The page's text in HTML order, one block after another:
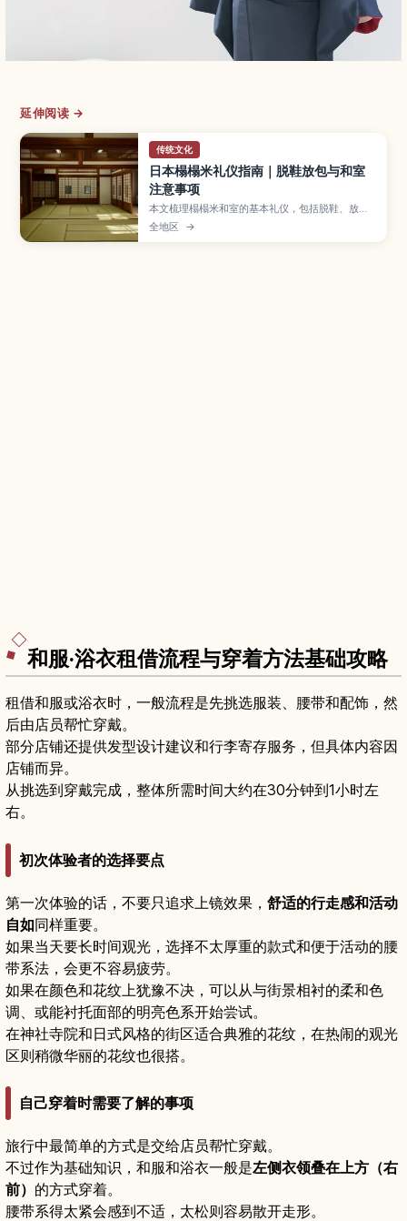
延伸阅读 →
传统文化
日本榻榻米礼仪指南｜脱鞋放包与和室
注意事项
本文梳理榻榻米和室的基本礼仪，包括脱鞋、放
包、拍照与防损细节，帮助新手从容应对。
全地区 →
和服·浴衣租借流程与穿着方法基础攻略
租借和服或浴衣时，一般流程是先挑选服装、腰带和配饰，然
后由店员帮忙穿戴。
部分店铺还提供发型设计建议和行李寄存服务，但具体内容因
店铺而异。
从挑选到穿戴完成，整体所需时间大约在30分钟到1小时左
右。
初次体验者的选择要点
第一次体验的话，不要只追求上镜效果， 舒适的行走感和活动
自如同样重要。
如果当天要长时间观光，选择不太厚重的款式和便于活动的腰
带系法，会更不容易疲劳。
如果在颜色和花纹上犹豫不决，可以从与街景相衬的柔和色
调、或能衬托面部的明亮色系开始尝试。
在神社寺院和日式风格的街区适合典雅的花纹，在热闹的观光
区则稍微华丽的花纹也很搭。
自己穿着时需要了解的事项
旅行中最简单的方式是交给店员帮忙穿戴。
不过作为基础知识，和服和浴衣一般是左侧衣领叠在上方（右
前） 的方式穿着。
腰带系得太紧会感到不适，太松则容易散开走形。